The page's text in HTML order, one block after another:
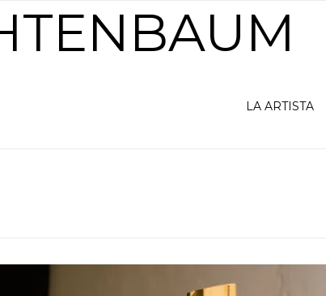
LA ARTISTA